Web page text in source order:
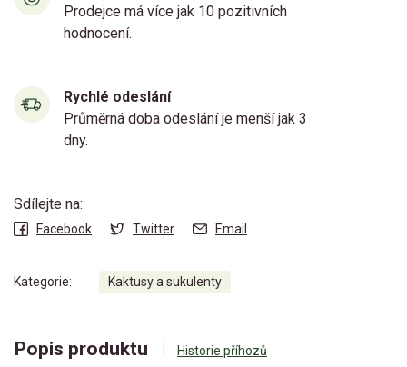
Prodejce má více jak 10 pozitivních
hodnocení.
Rychlé odeslání
Průměrná doba odeslání je menší jak 3
dny.
Sdílejte na:
Facebook Twitter Email
Kategorie: Kaktusy a sukulenty
Popis produktu Historie příhozů